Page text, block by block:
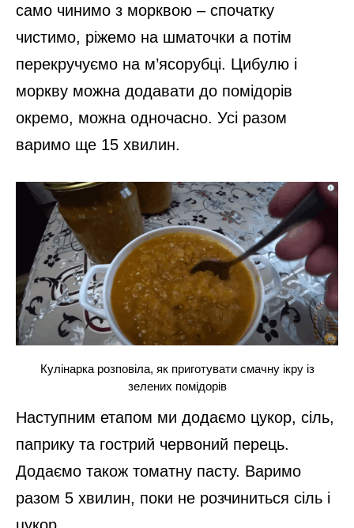
само чинимо з морквою – спочатку
чистимо, ріжемо на шматочки а потім
перекручуємо на м’ясорубці. Цибулю і
моркву можна додавати до помідорів
окремо, можна одночасно. Усі разом
варимо ще 15 хвилин.
Кулінарка розповіла, як приготувати смачну ікру із
зелених помідорів
Наступним етапом ми додаємо цукор, сіль,
паприку та гострий червоний перець.
Додаємо також томатну пасту. Варимо
разом 5 хвилин, поки не розчиниться сіль і